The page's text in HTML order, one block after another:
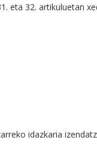
eta 32. artikuluetan
idazkaria